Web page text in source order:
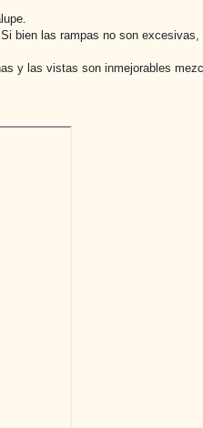
bien las rampas no son excesivas,
y las vistas son inmejorables